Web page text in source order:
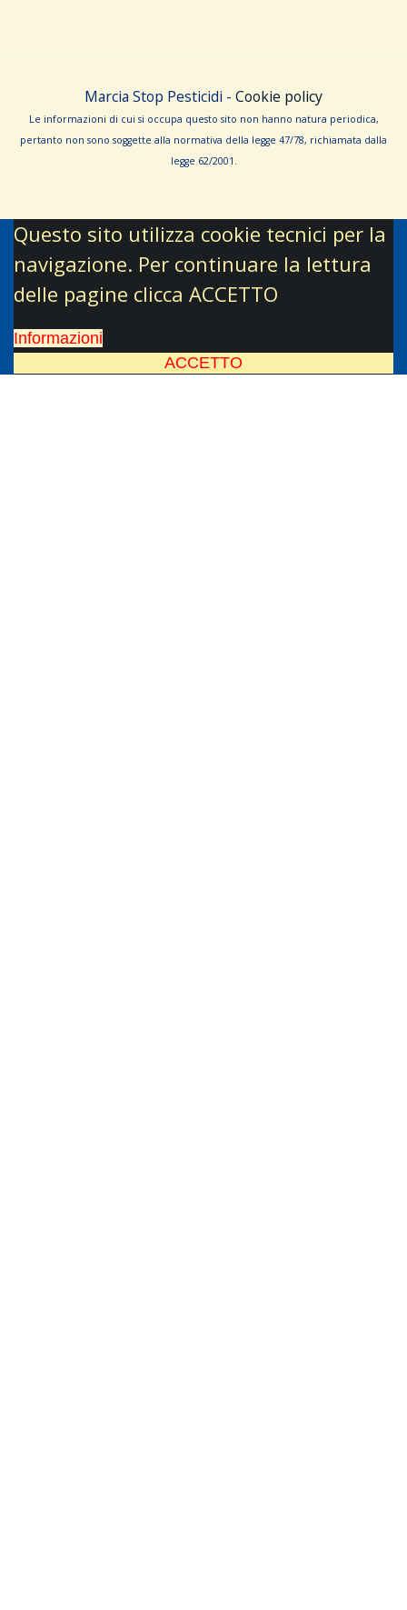
Marcia Stop Pesticidi - Cookie policy
Le informa­zioni di cui si occupa questo sito non hanno na­tura periodica,
pertanto non sono sog­gette alla normativa della legge 47/78, richiamata dalla
leg­ge 62/­2001.
Questo sito utilizza cookie tecnici per la
navigazione. Per continuare la lettura
delle pagine clicca ACCETTO
Informazioni
ACCETTO